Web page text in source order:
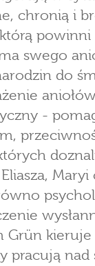
chronią i
powinni
swego
do
-
Maryi
Grün
pracują nad